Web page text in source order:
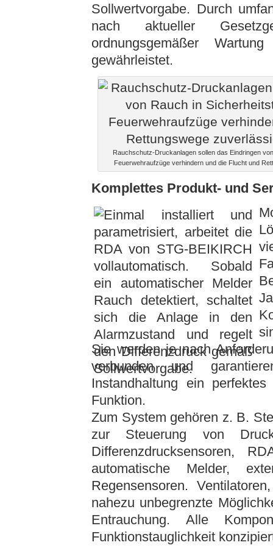
Sollwertvorgabe. Durch
nach aktueller
ordnungsgemäßer
gewährleistet.
Rauchschutz-Druckanlagen sollen das Eindringen
Feuerwehraufzüge verhindern und die Flucht und
Komplettes Produkt- und
Sie werden je nach
verbunden und
Instandhaltung ein
Funktion.
Zum System gehören z. B.
zur Steuerung von
Differenzdrucksensoren,
automatische Melder,
Regensensoren.
nahezu unbegrenzte
Entrauchung. Alle
Funktionstauglichkeit